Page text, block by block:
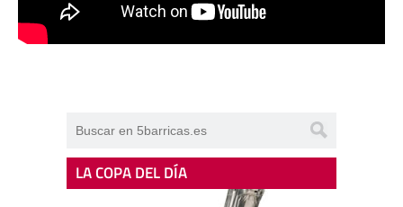
LA COPA DEL DÍA